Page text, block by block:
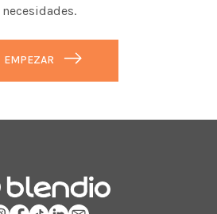
necesidades.
EMPEZAR